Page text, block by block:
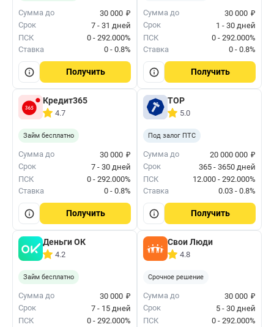
Сумма до 30 000 ₽
Срок
7 - 31 дней
ПСК
0 - 292.000%
Ставка
0 - 0.8%
Получить
Сумма до 30 000 ₽
Срок
1 - 30 дней
ПСК
0 - 292.000%
Ставка
0 - 0.8%
Получить
Кредит365
4.7
Займ бесплатно
Сумма до 30 000 ₽
Срок
7 - 30 дней
ПСК
0 - 292.000%
Ставка
0 - 0.8%
Получить
ТОР
5.0
Под залог ПТС
Сумма до 20 000 000 ₽
Срок
365 - 3650 дней
ПСК
12.000 - 292.000%
Ставка
0.03 - 0.8%
Получить
Деньги ОК
4.2
Займ бесплатно
Сумма до 30 000 ₽
Срок
7 - 15 дней
ПСК
0 - 292.000%
Свои Люди
4.8
Срочное решение
Сумма до 30 000 ₽
Срок
5 - 30 дней
ПСК
0 - 292.000%